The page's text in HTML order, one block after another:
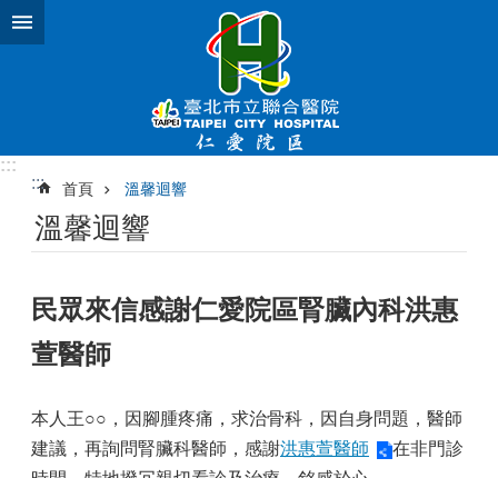
跳到主要內容區塊
:::
:::
首頁 溫馨迴響
溫馨迴響
民眾來信感謝仁愛院區腎臟內科洪惠
萱醫師
本人王○○，因腳腫疼痛，求治骨科，因自身問題，醫師
建議，再詢問腎臟科醫師，感謝洪惠萱醫師
在非門診